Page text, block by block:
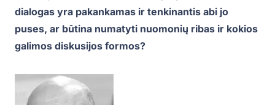
dialogas yra pakankamas ir tenkinantis abi jo
puses, ar būtina numatyti nuomonių ribas ir kokios
galimos diskusijos formos?